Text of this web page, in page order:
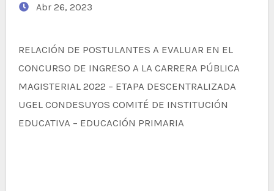
Abr 26, 2023
RELACIÓN DE POSTULANTES A EVALUAR EN EL
CONCURSO DE INGRESO A LA CARRERA PÚBLICA
MAGISTERIAL 2022 – ETAPA DESCENTRALIZADA
UGEL CONDESUYOS COMITÉ DE INSTITUCIÓN
EDUCATIVA – EDUCACIÓN PRIMARIA